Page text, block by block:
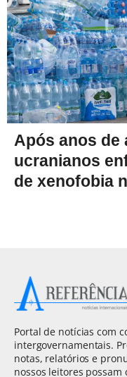
Após anos de
ucranianos
de xenofobia
Portal de notícias com
intergovernamentais.
notas, relatórios e
nossos leitores